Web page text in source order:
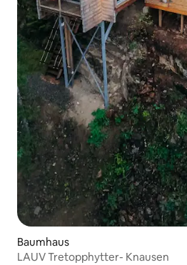
Baumhaus
LAUV Tretopphytter- Knausen